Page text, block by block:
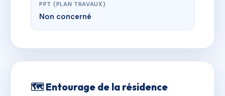
PPT (PLAN TRAVAUX)
Non concerné
🗺 Entourage de la résidence